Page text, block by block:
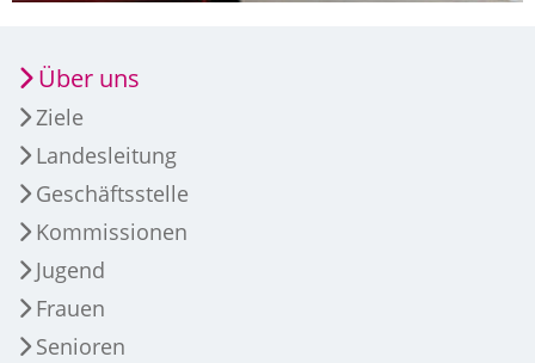
Über uns
Ziele
Landesleitung
Geschäftsstelle
Kommissionen
Jugend
Frauen
Senioren